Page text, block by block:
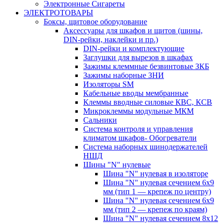
Электронные Сигареты
ЭЛЕКТРОТОВАРЫ
Боксы, щитовое оборудование
Аксессуары для шкафов и щитов (шины,
DIN-рейки, наклейки и пр.)
DIN-рейки и комплектующие
Заглушки для вырезов в шкафах
Зажимы клеммные безвинтовые ЗКБ
Зажимы наборные ЗНИ
Изоляторы SM
Кабельные вводы мембранные
Клеммы вводные силовые КВС, КСВ
Микроклеммы модульные МКМ
Сальники
Система контроля и управления
климатом шкафов- Обогреватели
Система наборных шинодержателей
НШД
Шины "N" нулевые
Шина "N" нулевая в изоляторе
Шина "N" нулевая сечением 6х9
мм (тип 1 — крепеж по центру)
Шина "N" нулевая сечением 6х9
мм (тип 2 — крепеж по краям)
Шина "N" нулевая сечением 8х12